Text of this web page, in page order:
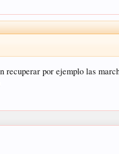
recuperar por ejemplo las